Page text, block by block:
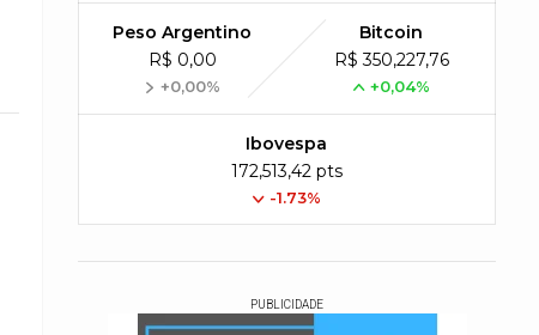
Peso Argentino
R$ 0,00
+0,00%
Bitcoin
R$ 350,227,76
+0,04%
Ibovespa
172,513,42 pts
-1.73%
PUBLICIDADE